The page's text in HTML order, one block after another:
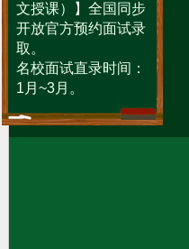
留学人员档案存放
中国人才市场
中国国际教育巡回展
留学便礼包
文授课）】全国同步
开放官方预约面试录
取。
名校面试直录时间：
1月~3月。